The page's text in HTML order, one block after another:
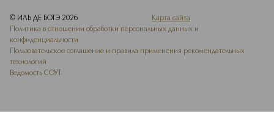
© ИЛЬ ДЕ БОТЭ 2026
Карта сайта
Политика в отношении обработки персональных данных и
конфиденциальности
Пользовательское соглашение и правила применения рекомендательных
технологий
Ведомость СОУТ